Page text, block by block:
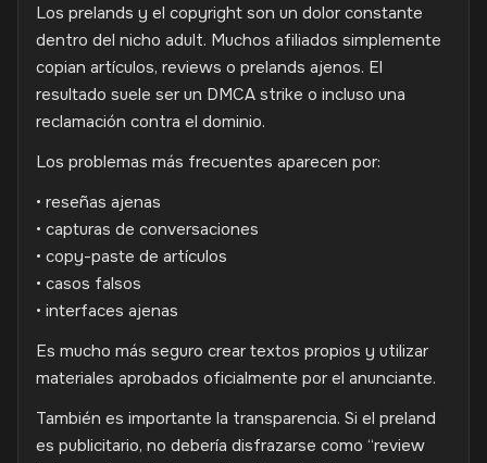
Los prelands y el copyright son un dolor constante
dentro del nicho adult. Muchos afiliados simplemente
copian artículos, reviews o prelands ajenos. El
resultado suele ser un DMCA strike o incluso una
reclamación contra el dominio.
Los problemas más frecuentes aparecen por:
• reseñas ajenas
• capturas de conversaciones
• copy-paste de artículos
• casos falsos
• interfaces ajenas
Es mucho más seguro crear textos propios y utilizar
materiales aprobados oficialmente por el anunciante.
También es importante la transparencia. Si el preland
es publicitario, no debería disfrazarse como “review